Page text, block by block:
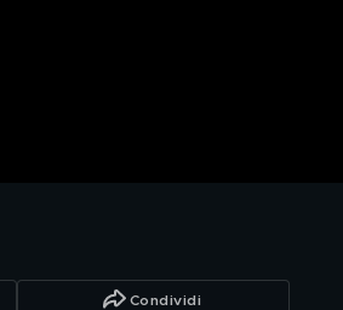
Condividi